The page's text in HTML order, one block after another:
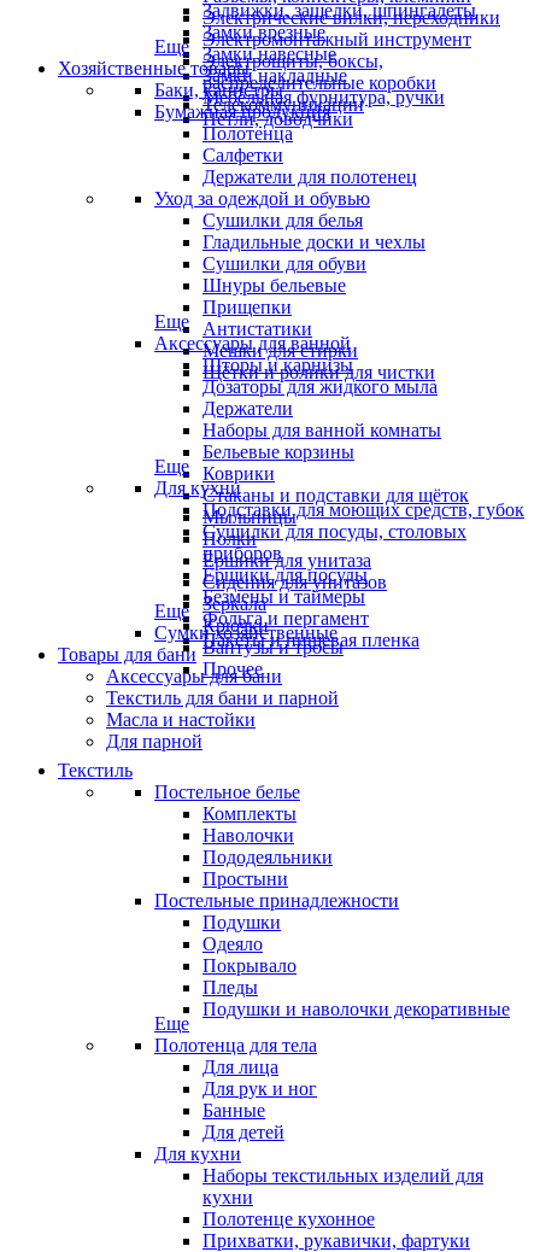
Электрические вилки, переходники
Электромонтажный инструмент
Электрощиты, боксы,
распределительные коробки
Телекоммуникации
Задвижки, защелки, шпингалеты
Замки врезные
Замки навесные
Замки накладные
Мебельная фурнитура, ручки
Петли, доводчики
Еще
Хозяйственные товары
Баки, канистры
Бумажная продукция
Полотенца
Салфетки
Держатели для полотенец
Уход за одеждой и обувью
Сушилки для белья
Гладильные доски и чехлы
Сушилки для обуви
Шнуры бельевые
Прищепки
Антистатики
Мешки для стирки
Щётки и ролики для чистки
Еще
Аксессуары для ванной
Шторы и карнизы
Дозаторы для жидкого мыла
Держатели
Наборы для ванной комнаты
Бельевые корзины
Коврики
Стаканы и подставки для щёток
Мыльницы
Полки
Ёршики для унитаза
Сидения для унитазов
Зеркала
Крючки
Вантузы и тросы
Прочее
Еще
Для кухни
Подставки для моющих средств, губок
Сушилки для посуды, столовых
приборов
Ёршики для посуды
Безмены и таймеры
Фольга и пергамент
Пакеты и пищевая пленка
Еще
Сумки хозяйственные
Товары для бани
Аксессуары для бани
Текстиль для бани и парной
Масла и настойки
Для парной
Текстиль
Постельное белье
Комплекты
Наволочки
Пододеяльники
Простыни
Постельные принадлежности
Подушки
Одеяло
Покрывало
Пледы
Подушки и наволочки декоративные
Еще
Полотенца для тела
Для лица
Для рук и ног
Банные
Для детей
Для кухни
Наборы текстильных изделий для
кухни
Полотенце кухонное
Прихватки, рукавички, фартуки